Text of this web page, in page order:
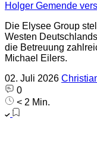
Holger Gemende
Die Elysee Group
Westen
die Betreuung
Michael Eilers.
02. Juli 2026
0
< 2 Min.